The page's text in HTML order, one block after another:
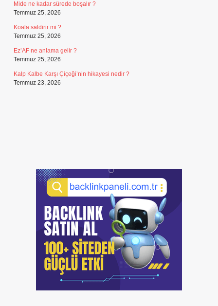
Mide ne kadar sürede boşalır ?
Temmuz 25, 2026
Koala saldirir mi ?
Temmuz 25, 2026
Ez’AF ne anlama gelir ?
Temmuz 25, 2026
Kalp Kalbe Karşı Çiçeği’nin hikayesi nedir ?
Temmuz 23, 2026